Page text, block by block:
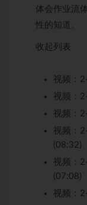
体会作业流
性的知道。
收起列表
视频：
视频：
视频：
视频：
(08:32)
视频：
(07:08)
视频：